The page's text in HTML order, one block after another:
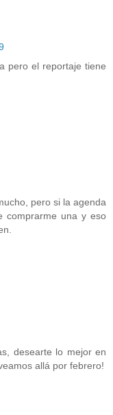
pero el reportaje tiene
pero si la agenda
comprarme una y eso
desearte lo mejor en
allá por febrero!